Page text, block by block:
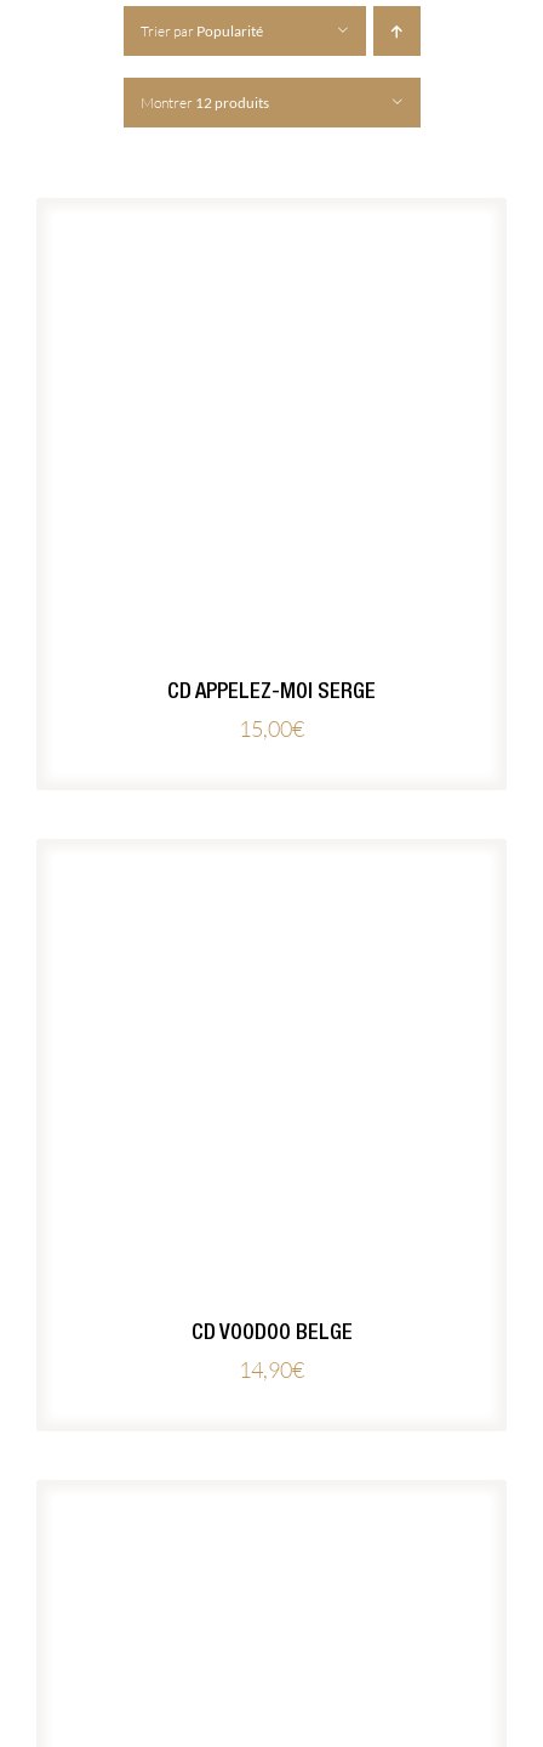
Trier par Popularité
Montrer 12 produits
CD APPELEZ-MOI SERGE
15,00€
CD VOODOO BELGE
14,90€